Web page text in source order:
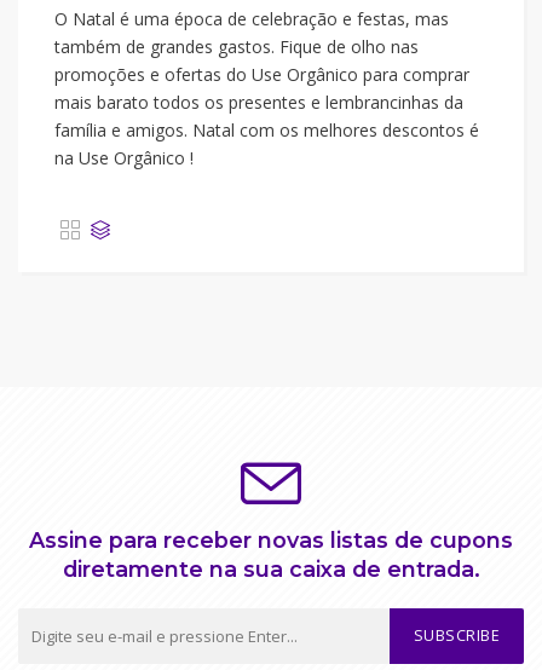
O Natal é uma época de celebração e festas, mas
também de grandes gastos. Fique de olho nas
promoções e ofertas do Use Orgânico para comprar
mais barato todos os presentes e lembrancinhas da
família e amigos. Natal com os melhores descontos é
na Use Orgânico !
Assine para receber novas listas de cupons
diretamente na sua caixa de entrada.
SUBSCRIBE